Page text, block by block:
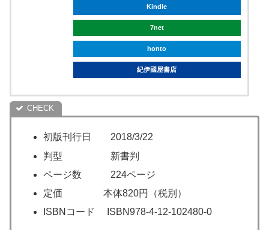
Kindle
7net
honto
紀伊國屋書店
初版刊行日 2018/3/22
判型 新書判
ページ数 224ページ
定価 本体820円（税別）
ISBNコード ISBN978-4-12-102480-0